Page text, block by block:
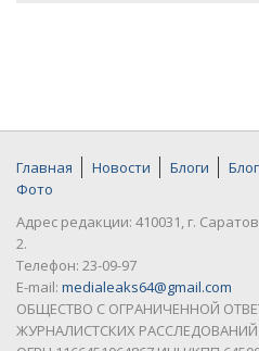
Главная Новости Блоги
Фото
Адрес редакции: 410031, г.
2.
Телефон: 23-09-97
E-mail: medialeaks64@gmail.com
ОБЩЕСТВО С ОГРАНИЧЕННОЙ
ЖУРНАЛИСТСКИХ